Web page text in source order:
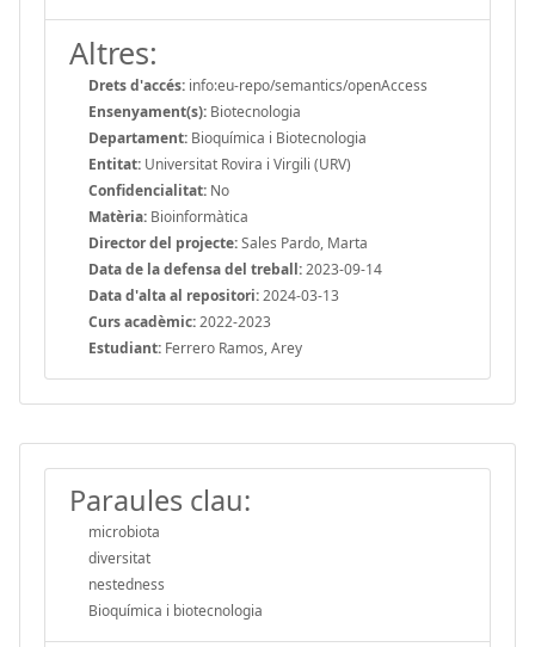
Altres:
Drets d'accés: info:eu-repo/semantics/openAccess
Ensenyament(s): Biotecnologia
Departament: Bioquímica i Biotecnologia
Entitat: Universitat Rovira i Virgili (URV)
Confidencialitat: No
Matèria: Bioinformàtica
Director del projecte:Sales Pardo, Marta
Data de la defensa del treball:2023-09-14
Data d'alta al repositori:2024-03-13
Curs acadèmic:2022-2023
Estudiant: Ferrero Ramos, Arey
Paraules clau:
microbiota
diversitat
nestedness
Bioquímica i biotecnologia